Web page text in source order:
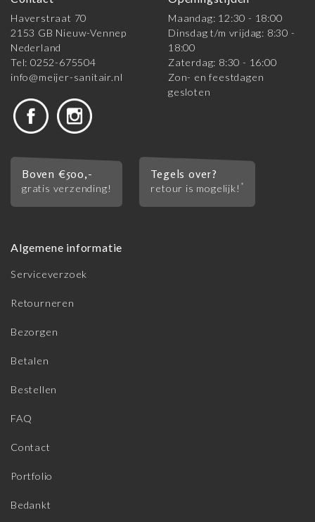
Haverstraat 70
2153 GB Nieuw-Vennep
Nederland
Tel: 0252-675504
info@meijer-sanitair.nl
Maandag: 12:30 - 18:00
Dinsdag t/m vrijdag: 8:30 -
18:00
Zaterdag: 8:30 - 16:00
Zon- en feestdagen
gesloten
Boven €500,-
gratis verzending!
Tegels over?
retour is mogelijk! *
Algemene informatie
Serviceverzoek
Retourneren
Bezorgen
Betalen
Bestellen
FAQ
Contact
Portfolio
Bedankt